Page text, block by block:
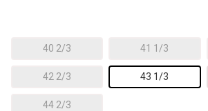
40 2/3 41 1/3
42 2/3 43 1/3
44 2/3